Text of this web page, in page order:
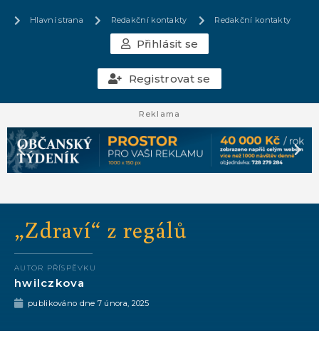
Hlavní strana Redakční kontakty Redakční kontakty
Přihlásit se
Registrovat se
Reklama
„Zdraví“ z regálů
AUTOR PŘÍSPĚVKU
hwilczkova
publikováno dne 7 února, 2025